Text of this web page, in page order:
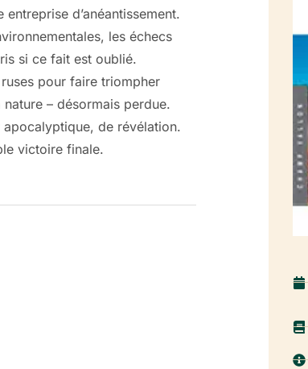
d’anéantissement.
les échecs
si ce fait est oublié.
pour faire triompher
– désormais perdue.
de révélation.
victoire finale.